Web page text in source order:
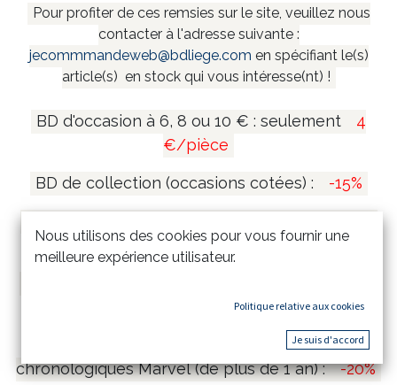
Pour profiter de ces remsies sur le site, veuillez nous
contacter à l'adresse suivante :
jecommmandeweb@bdliege.com en spécifiant le(s)
article(s) en stock qui vous intéresse(nt) !
BD d'occasion à 6, 8 ou 10 € : seulement
4
€/pièce
BD de collection (occasions cotées) : -15%
:
-20%
-15%
Comics Marvel Omnibus & Intégrales
chronologiques Marvel (de plus de 1 an) : -20%
Nous utilisons des cookies pour vous fournir une
meilleure expérience utilisateur.
Politique relative aux cookies
Je suis d'accord